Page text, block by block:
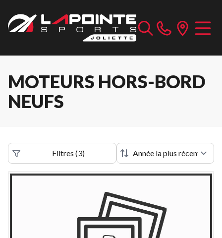
MOTEURS HORS-BORD
NEUFS
Filtres (3)